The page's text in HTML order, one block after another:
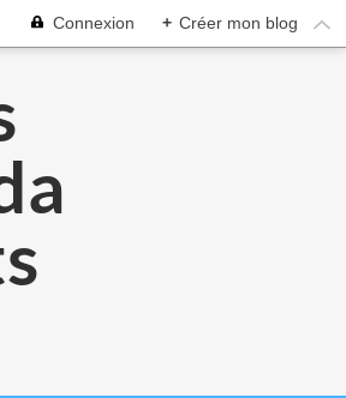
Connexion + Créer mon blog